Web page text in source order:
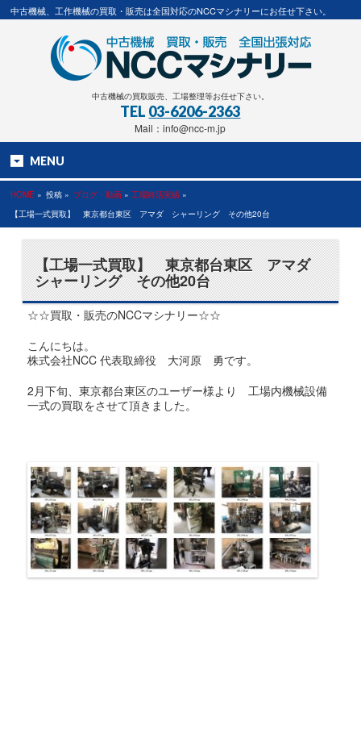
中古機械、工作機械の買取・販売は全国対応のNCCマシナリーにお任せ下さい。
中古機械の買取販売、工場整理等お任せ下さい。
TEL 03-6206-2363
Mail：info@ncc-m.jp
MENU
HOME » 投稿 » ブログ・動画 »工場終活実績 »
【工場一式買取】 東京都台東区 アマダ シャーリング その他20台
【工場一式買取】 東京都台東区 アマダ
シャーリング その他20台
☆☆買取・販売のNCCマシナリー☆☆
こんにちは。
株式会社NCC 代表取締役 大河原 勇です。
2月下旬、東京都台東区のユーザー様より 工場内機械設備
一式の買取をさせて頂きました。